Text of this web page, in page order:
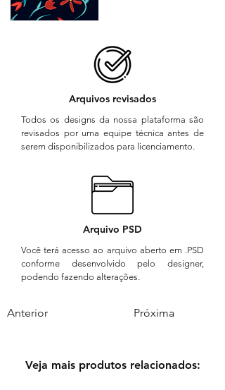
Arquivos revisados
Todos os designs da nossa plataforma são
revisados por uma equipe técnica antes de
serem disponibilizados para licenciamento.
Arquivo PSD
Você terá acesso ao arquivo aberto em .PSD
conforme desenvolvido pelo designer,
podendo fazendo alterações.
Anterior Próxima
Veja mais produtos relacionados: